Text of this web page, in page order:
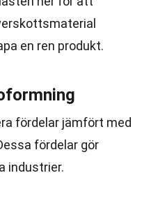
en ren produkt.
fördelar jämfört med
fördelar gör
industrier.